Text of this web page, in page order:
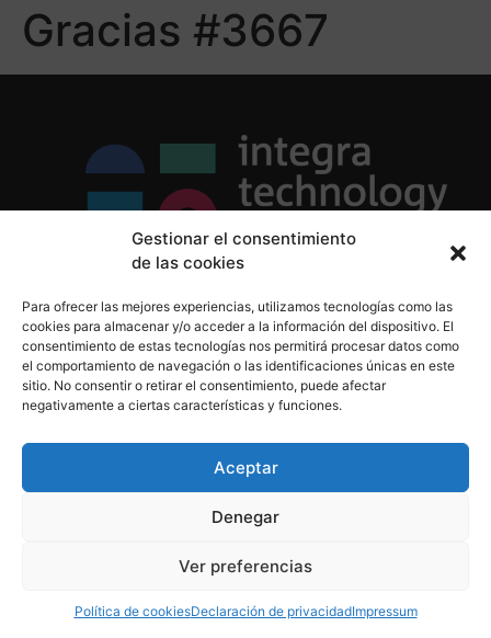
Gestionar el consentimiento
de las cookies
Para ofrecer las mejores experiencias, utilizamos tecnologías como las
cookies para almacenar y/o acceder a la información del dispositivo. El
consentimiento de estas tecnologías nos permitirá procesar datos como
el comportamiento de navegación o las identificaciones únicas en este
sitio. No consentir o retirar el consentimiento, puede afectar
negativamente a ciertas características y funciones.
Aceptar
Denegar
Ver preferencias
Política de cookiesDeclaración de privacidadImpressum
Gracias #3667
Política de Cookies
Aviso Legal
910 607 564
derechos reservados